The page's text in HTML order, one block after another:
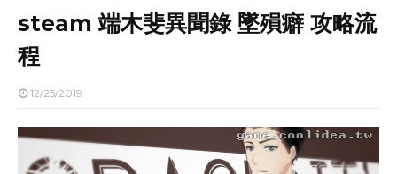
steam 端木斐異聞錄 墜殞癖 攻略流
程
12/25/2019